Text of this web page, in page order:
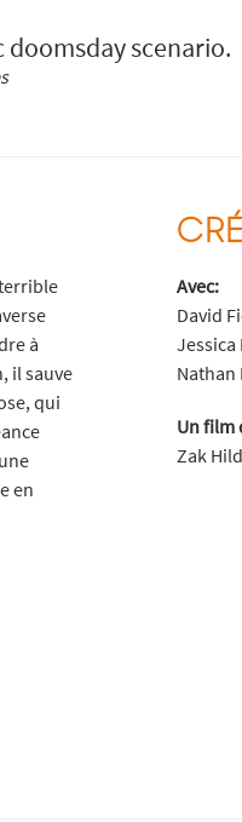
scenario.
à
il sauve
qui
en
Avec:
David
Jessica
Nathan
Un film
Zak